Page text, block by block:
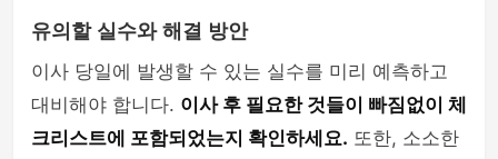
유의할 실수와 해결 방안
이사 당일에 발생할 수 있는 실수를 미리 예측하고
대비해야 합니다. 이사 후 필요한 것들이 빠짐없이 체
크리스트에 포함되었는지 확인하세요. 또한, 소소한